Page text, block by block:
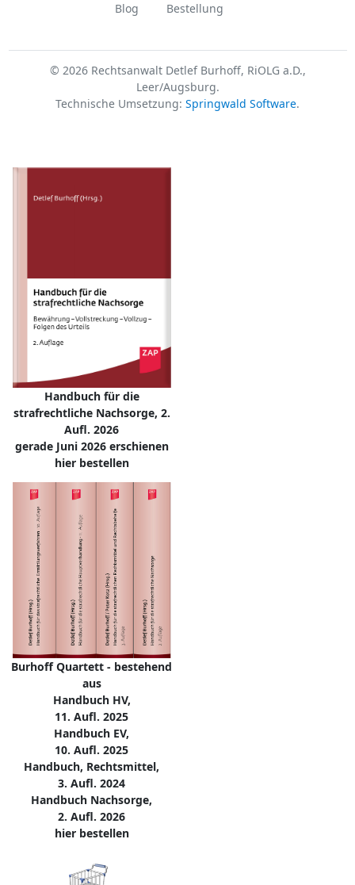
Blog Bestellung
© 2026 Rechtsanwalt Detlef Burhoff, RiOLG a.D.,
Leer/Augsburg.
Technische Umsetzung: Springwald Software.
Handbuch für die
strafrechtliche Nachsorge, 2.
Aufl. 2026
gerade Juni 2026 erschienen
hier bestellen
Burhoff Quartett - bestehend
aus
Handbuch HV,
11. Aufl. 2025
Handbuch EV,
10. Aufl. 2025
Handbuch, Rechtsmittel,
3. Aufl. 2024
Handbuch Nachsorge,
2. Aufl. 2026
hier bestellen